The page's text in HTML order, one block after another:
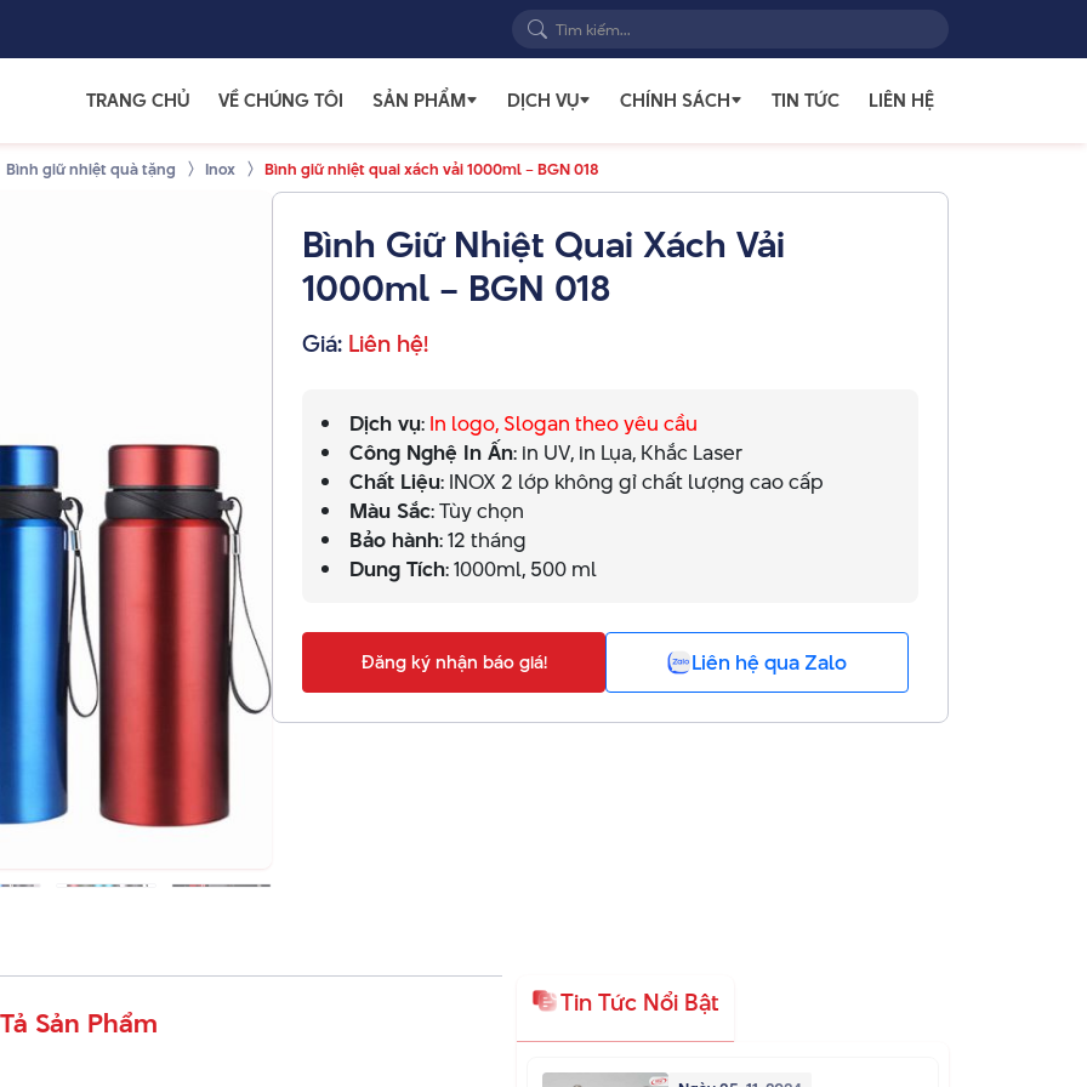
TRANG CHỦ VỀ CHÚNG TÔI SẢN PHẨM DỊCH VỤ CHÍNH SÁCH TIN TỨC LIÊN HỆ
Bình giữ nhiệt quà tặng Inox Bình giữ nhiệt quai xách vải 1000ml – BGN 018
Bình Giữ Nhiệt Quai Xách Vải
1000ml – BGN 018
Giá: Liên hệ!
Dịch vụ: In logo, Slogan theo yêu cầu
Công Nghệ In Ấn: in UV, in Lụa, Khắc Laser
Chất Liệu: INOX 2 lớp không gỉ chất lượng cao cấp
Màu Sắc: Tùy chọn
Bảo hành: 12 tháng
Dung Tích: 1000ml, 500 ml
Đăng ký nhận báo giá! Liên hệ qua Zalo
Sản Phẩm
Tin Tức Nổi Bật